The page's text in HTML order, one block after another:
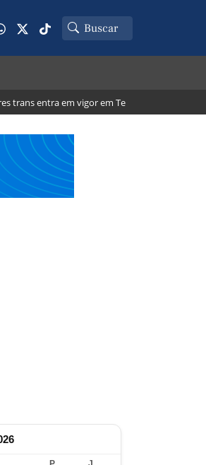
entra em vigor em Teresina; veja o que muda